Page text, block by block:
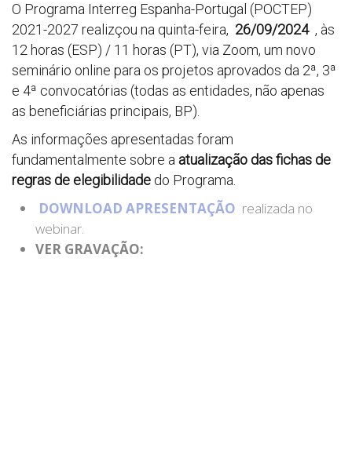
O Programa Interreg Espanha-Portugal (POCTEP)
2021-2027 realizçou na quinta-feira, 26/09/2024, às
12 horas (ESP) / 11 horas (PT), via Zoom, um novo
seminário online para os projetos aprovados da 2ª, 3ª
e 4ª convocatórias (todas as entidades, não apenas
as beneficiárias principais, BP).
As informações apresentadas foram
fundamentalmente sobre a atualização das fichas de
regras de elegibilidade do Programa.
DOWNLOAD APRESENTAÇÃO realizada no
webinar.
VER GRAVAÇÃO: